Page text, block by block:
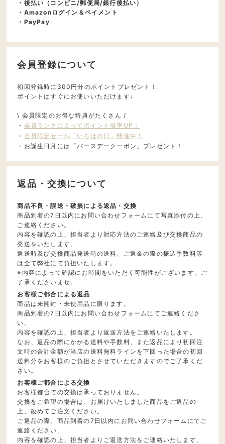
・後払い（コンビニ/郵便局/銀行後払い）
・Amazonログイン＆ペイメント
・PayPay
会員登録について
初回登録時に300円分のポイントプレゼント！
ポイントはすぐにお使いいただけます♩
\ 会員限定のお得な特典がたくさん /
・ 会員ランクによってポイント倍率UP！
・ 会員限定セール「いろはの日」開催中！
・お誕生日月には「バースデークーポン」プレゼント！
返品・交換について
商品不良・誤送・破損による返品・交換
商品到着の7日以内にお問い合わせフォームにて写真添付の上、
ご連絡ください。
内容を確認の上、担当者より対応方法のご連絡及び交換商品の
発送をいたします。
返送時及び交換商品発送時の送料、ご返金の際の振込手数料等
は全て弊社にて負担いたします。
※内容によって確認にお時間をいただく可能性がございます。ご
了承くださいませ。
お客様ご都合による返品
商品は未開封・未使用品に限ります。
商品到着の7日以内にお問い合わせフォームにてご連絡くださ
い。
内容を確認の上、担当者より返送方法をご連絡いたします。
なお、返品の際にかかる送料や手数料、また返品により初回注
文時の合計金額が当店の送料無料ラインを下回った場合の初回
送料分をお客様のご負担とさせていただきますのでご了承くだ
さい。
お客様ご都合による交換
お客様都合での交換は承っておりません。
交換をご希望の場合は、お届けいたしました商品をご返品の
上、改めてご注文ください。
ご返品の際、商品到着の7日以内にお問い合わせフォームにてご
連絡ください。
内容を確認の上、担当者よりご返送方法をご連絡いたします。